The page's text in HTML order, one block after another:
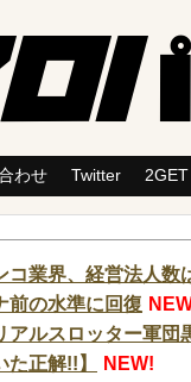
わせ Twitter 2GET
コ業界、経営法人数
前の水準に回復
アルスロッター軍団
た正解!!】
NEW!